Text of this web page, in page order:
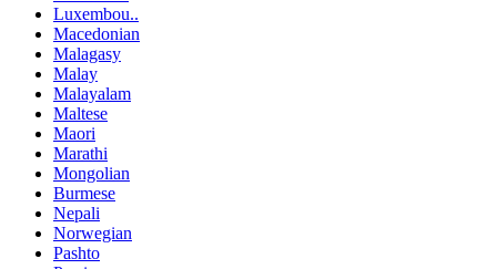
Luxembou..
Macedonian
Malagasy
Malay
Malayalam
Maltese
Maori
Marathi
Mongolian
Burmese
Nepali
Norwegian
Pashto